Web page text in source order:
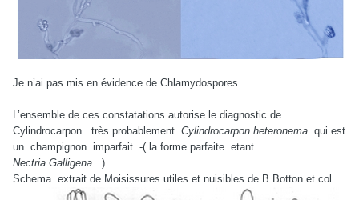
Je n’ai pas mis en évidence de Chlamydospores .
L’ensemble de ces constatations autorise le diagnostic de
Cylindrocarpon très probablement Cylindrocarpon heteronema qui est
un champignon imparfait -( la forme parfaite etant
Nectria Galligena ).
Schema extrait de Moisissures utiles et nuisibles de B Botton et col.